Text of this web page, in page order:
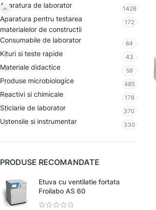
Aparatura de laborator 1428
Aparatura pentru testarea
materialelor de constructii
172
Consumabile de laborator 84
Kituri si teste rapide 43
Materiale didactice 58
Produse microbiologice 485
Reactivi si chimicale 178
Sticlarie de laborator 370
Ustensile si instrumentar 330
PRODUSE RECOMANDATE
Etuva cu ventilatie fortata
Froilabo AS 60